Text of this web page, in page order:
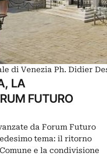
di Venezia Ph. Didier
LA
FUTURO
da Forum Futuro
tema: il ritorno
e la condivisione